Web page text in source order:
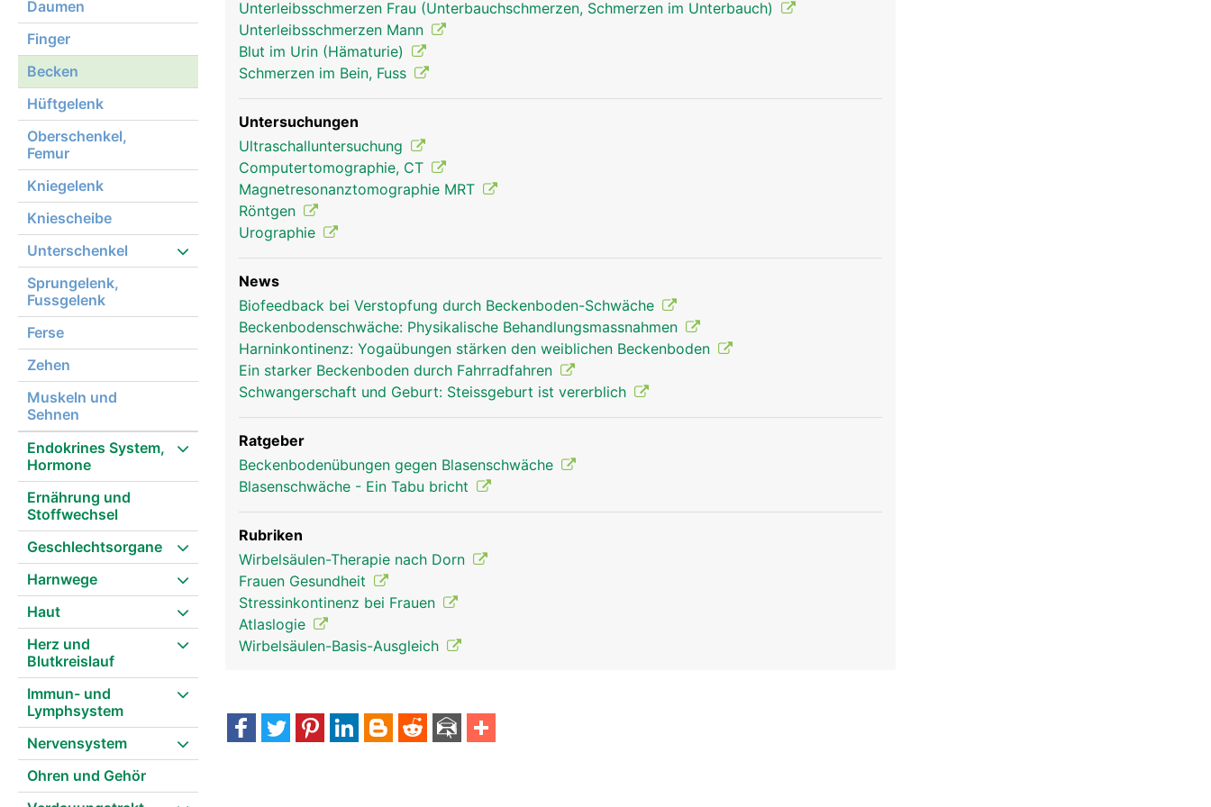
Daumen
Finger
Becken
Hüftgelenk
Oberschenkel,
Femur
Kniegelenk
Kniescheibe
Unterschenkel
Sprungelenk,
Fussgelenk
Ferse
Zehen
Muskeln und
Sehnen
Endokrines System,
Hormone
Ernährung und
Stoffwechsel
Geschlechtsorgane
Harnwege
Haut
Herz und
Blutkreislauf
Immun- und
Lymphsystem
Nervensystem
Ohren und Gehör
Becken Frau
Unterleibsschmerzen Frau (Unterbauchschmerzen, Schmerzen im Unterbauch)
Unterleibsschmerzen Mann
Blut im Urin (Hämaturie)
Schmerzen im Bein, Fuss
Untersuchungen
Ultraschalluntersuchung
Computertomographie, CT
Magnetresonanztomographie MRT
Röntgen
Urographie
News
Biofeedback bei Verstopfung durch Beckenboden-Schwäche
Beckenbodenschwäche: Physikalische Behandlungsmassnahmen
Harninkontinenz: Yogaübungen stärken den weiblichen Beckenboden
Ein starker Beckenboden durch Fahrradfahren
Schwangerschaft und Geburt: Steissgeburt ist vererblich
Ratgeber
Beckenbodenübungen gegen Blasenschwäche
Blasenschwäche - Ein Tabu bricht
Rubriken
Wirbelsäulen-Therapie nach Dorn
Frauen Gesundheit
Stressinkontinenz bei Frauen
Atlaslogie
Wirbelsäulen-Basis-Ausgleich